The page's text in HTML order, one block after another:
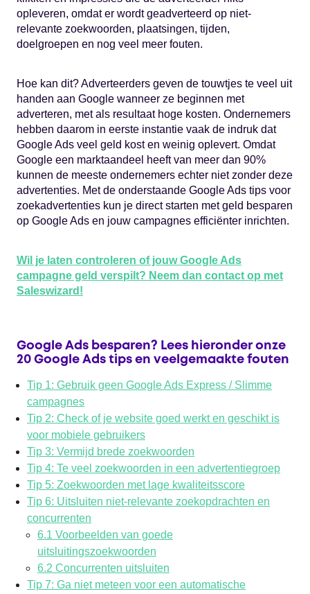
opleveren, omdat er wordt geadverteerd op niet-
relevante zoekwoorden, plaatsingen, tijden,
doelgroepen en nog veel meer fouten.
Hoe kan dit? Adverteerders geven de touwtjes te veel uit
handen aan Google wanneer ze beginnen met
adverteren, met als resultaat hoge kosten. Ondernemers
hebben daarom in eerste instantie vaak de indruk dat
Google Ads veel geld kost en weinig oplevert. Omdat
Google een marktaandeel heeft van meer dan 90%
kunnen de meeste ondernemers echter niet zonder deze
advertenties. Met de onderstaande Google Ads tips voor
zoekadvertenties kun je direct starten met geld besparen
op Google Ads en jouw campagnes efficiënter inrichten.
Wil je laten controleren of jouw Google Ads
campagne geld verspilt? Neem dan contact op met
Saleswizard!
Google Ads besparen? Lees hieronder onze
20 Google Ads tips en veelgemaakte fouten
Tip 1: Gebruik geen Google Ads Express / Slimme
campagnes
Tip 2: Check of je website goed werkt en geschikt is
voor mobiele gebruikers
Tip 3: Vermijd brede zoekwoorden
Tip 4: Te veel zoekwoorden in een advertentiegroep
Tip 5: Zoekwoorden met lage kwaliteitsscore
Tip 6: Uitsluiten niet-relevante zoekopdrachten en
concurrenten
6.1 Voorbeelden van goede
uitsluitingszoekwoorden
6.2 Concurrenten uitsluiten
Tip 7: Ga niet meteen voor een automatische